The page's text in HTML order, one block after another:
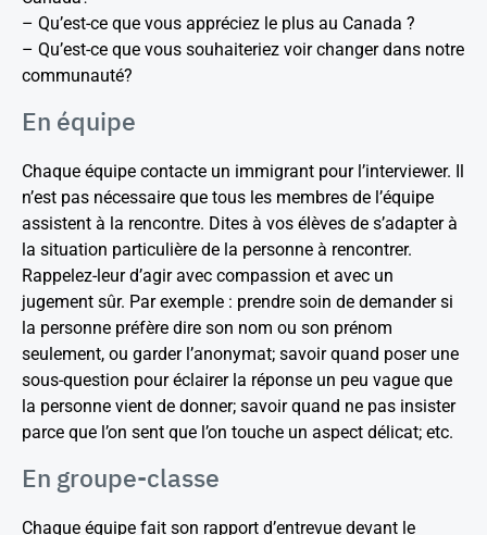
– Qu’est-ce que vous appréciez le plus au Canada ?
– Qu’est-ce que vous souhaiteriez voir changer dans notre
communauté?
En équipe
Chaque équipe contacte un immigrant pour l’interviewer. Il
n’est pas nécessaire que tous les membres de l’équipe
assistent à la rencontre. Dites à vos élèves de s’adapter à
la situation particulière de la personne à rencontrer.
Rappelez-leur d’agir avec compassion et avec un
jugement sûr. Par exemple : prendre soin de demander si
la personne préfère dire son nom ou son prénom
seulement, ou garder l’anonymat; savoir quand poser une
sous-question pour éclairer la réponse un peu vague que
la personne vient de donner; savoir quand ne pas insister
parce que l’on sent que l’on touche un aspect délicat; etc.
En groupe-classe
Chaque équipe fait son rapport d’entrevue devant le